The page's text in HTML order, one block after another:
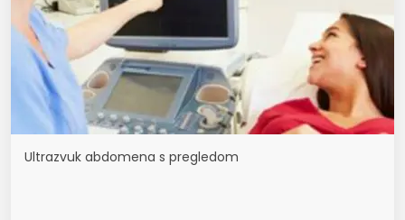
Ultrazvuk abdomena s pregledom